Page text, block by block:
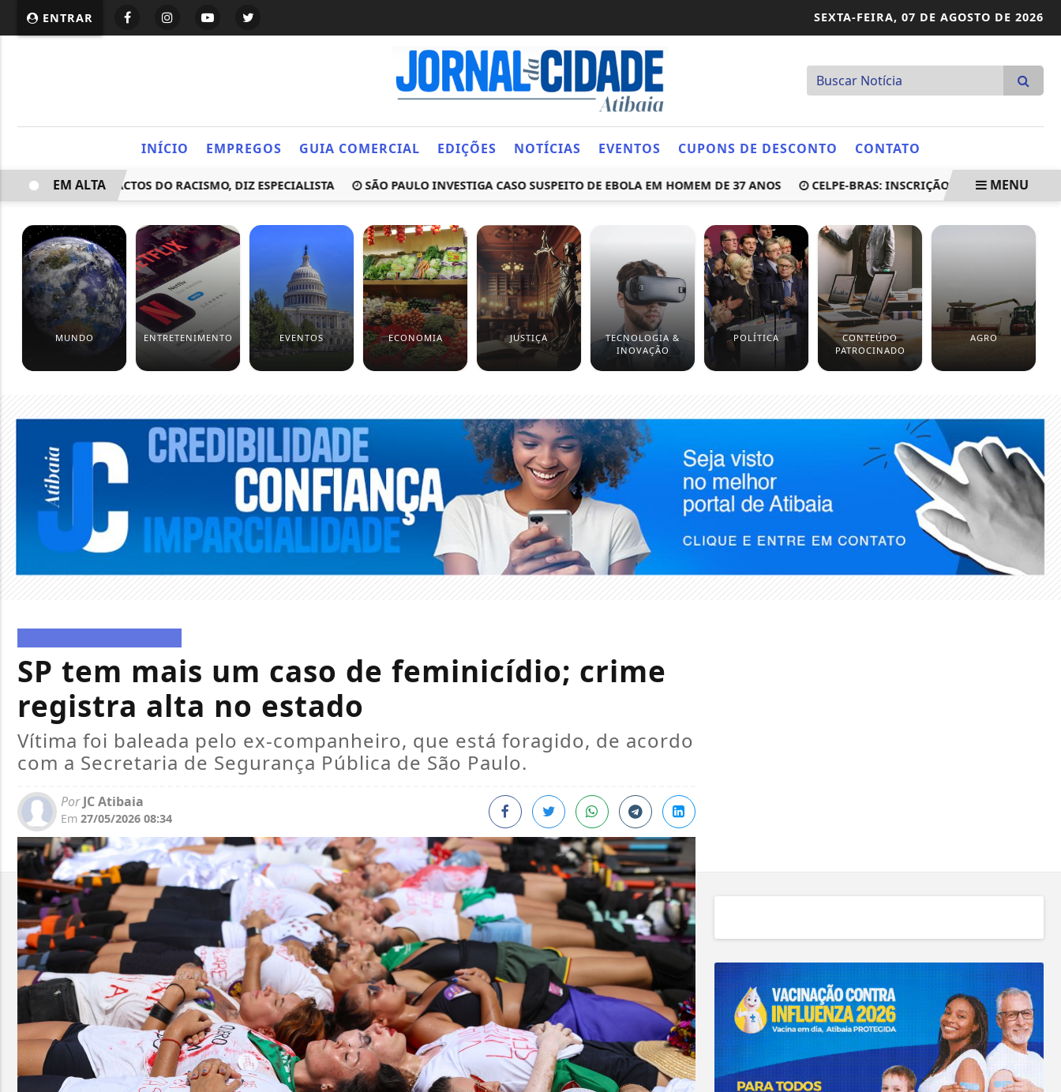
ENTRAR SEXTA-FEIRA, 07 DE AGOSTO DE 2026
INÍCIO EMPREGOS GUIA COMERCIAL EDIÇÕES NOTÍCIAS EVENTOS CUPONS DE DESCONTO CONTATO
MAL OS IMPACTOS DO RACISMO, DIZ ESPECIALISTA SÃO PAULO INVESTIGA CASO SUSPEITO DE EBOLA EM HOMEM DE 37 ANOS CELPE-BRAS: INSCRIÇÃO PARA 2ª EDIÇÃO DO
EM ALTA MENU
MUNDO ENTRETENIMENTO EVENTOS ECONOMIA JUSTIÇA
TECNOLOGIA &
INOVAÇÃO
POLÍTICA
CONTEÚDO
PATROCINADO
AGRO
SP tem mais um caso de feminicídio; crime
registra alta no estado
Vítima foi baleada pelo ex-companheiro, que está foragido, de acordo
com a Secretaria de Segurança Pública de São Paulo.
PorJC Atibaia
Em 27/05/2026 08:34